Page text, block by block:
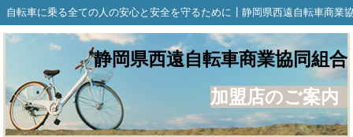
自転車に乗る全ての人の安心と安全を守るために┃静岡県西遠自転車商業
静岡県西遠自転車商業協同組合
加盟店のご案内